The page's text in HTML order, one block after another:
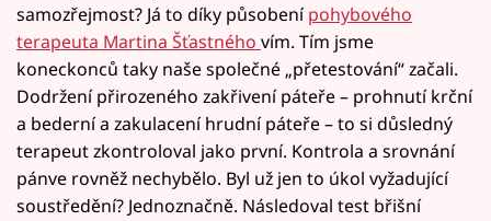
samozřejmost? Já to díky působenípohybového
terapeuta Martina Šťastného vím. Tím jsme
koneckonců taky naše společné „přetestování“ začali.
Dodržení přirozeného zakřivení páteře – prohnutí krční
a bederní a zakulacení hrudní páteře – to si důsledný
terapeut zkontroloval jako první. Kontrola a srovnání
pánve rovněž nechybělo. Byl už jen to úkol vyžadující
soustředění? Jednoznačně. Následoval test břišní